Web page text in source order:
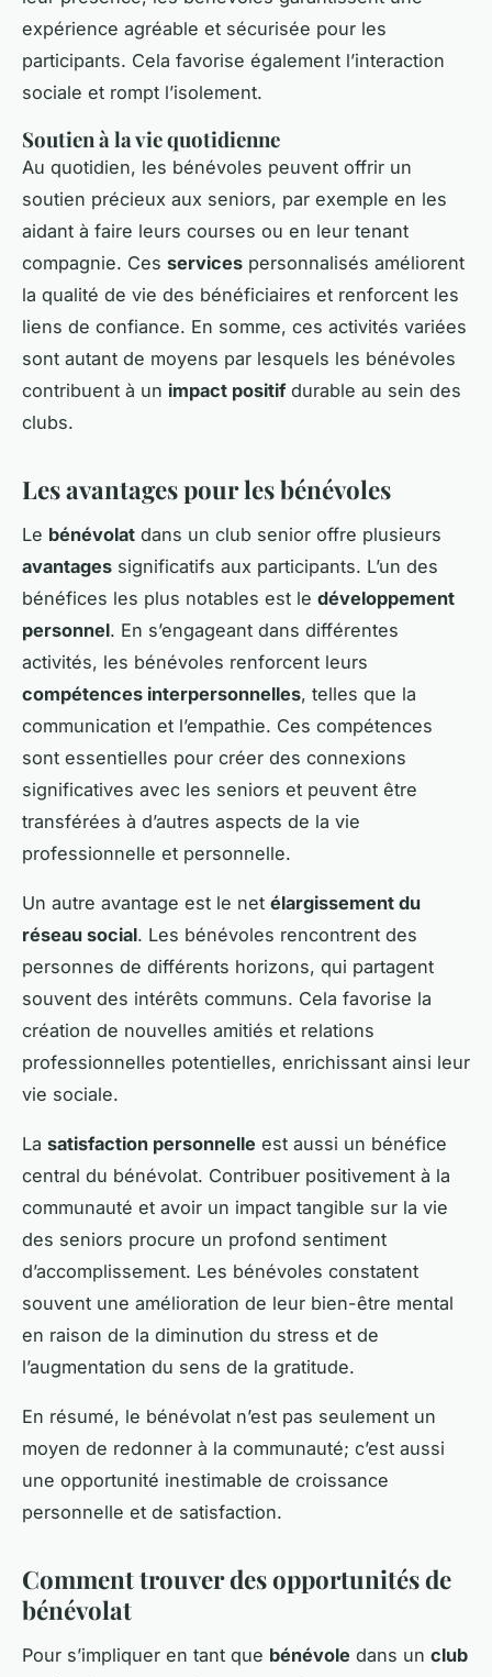
expérience agréable et sécurisée pour les
participants. Cela favorise également l’interaction
sociale et rompt l’isolement.
Soutien à la vie quotidienne
Au quotidien, les bénévoles peuvent offrir un
soutien précieux aux seniors, par exemple en les
aidant à faire leurs courses ou en leur tenant
compagnie. Ces services personnalisés améliorent
la qualité de vie des bénéficiaires et renforcent les
liens de confiance. En somme, ces activités variées
sont autant de moyens par lesquels les bénévoles
contribuent à un impact positifdurable au sein des
clubs.
Les avantages pour les bénévoles
Le bénévolat dans un club senior offre plusieurs
avantages significatifs aux participants. L’un des
bénéfices les plus notables est le développement
personnel. En s’engageant dans différentes
activités, les bénévoles renforcent leurs
compétences interpersonnelles, telles que la
communication et l’empathie. Ces compétences
sont essentielles pour créer des connexions
significatives avec les seniors et peuvent être
transférées à d’autres aspects de la vie
professionnelle et personnelle.
Un autre avantage est le net élargissement du
réseau social. Les bénévoles rencontrent des
personnes de différents horizons, qui partagent
souvent des intérêts communs. Cela favorise la
création de nouvelles amitiés et relations
professionnelles potentielles, enrichissant ainsi leur
vie sociale.
La satisfaction personnelle est aussi un bénéfice
central du bénévolat. Contribuer positivement à la
communauté et avoir un impact tangible sur la vie
des seniors procure un profond sentiment
d’accomplissement. Les bénévoles constatent
souvent une amélioration de leur bien-être mental
en raison de la diminution du stress et de
l’augmentation du sens de la gratitude.
En résumé, le bénévolat n’est pas seulement un
moyen de redonner à la communauté; c’est aussi
une opportunité inestimable de croissance
personnelle et de satisfaction.
Comment trouver des opportunités de
bénévolat
Pour s’impliquer en tant que bénévole dans un club